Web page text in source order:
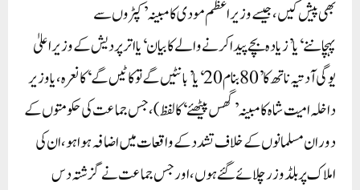
بھی پیش کیں، جیسے وزیر اعظم مودی کا مبینہ ’کپڑوں سے
پہچاننے‘یا’زیادہ بچے پیدا کرنے والےکا بیان‘ یا اتر پردیش کے وزیر اعلیٰ
یوگی آدتیہ ناتھ کا ’80 بنام20 ‘یا ’بانٹیں گے تو کاٹیں گے‘ کا نعرہ، یا وزیر
داخلہ امیت شاہ کا مبینہ ’گھس پیٹھئے‘ کا لفظ)، جس جماعت کی حکومتوں کے
دوران مسلمانوں کے خلاف تشدد کے واقعات میں اضافہ ہوا ہو، ان کی
املاک پر بلڈوزر چلائے گئے ہوں، اور جس جماعت نے گزشتہ دس